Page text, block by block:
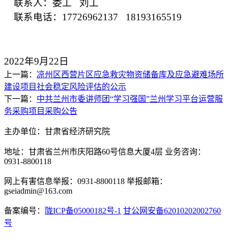
联系人：委工
刘工
联系电话： 17726962137 18193165519
2022年9月22日
上一篇： 凉州区西营片区应急救灾物资储备库及应急避难场所
建设项目社会稳定风险评估的公示
下一篇： 中共兰州市委讲师团“学习强国”兰州学习平台运营服
务采购项目采购公告
主办单位：甘肃省经济研究院
地址：甘肃省兰州市庆阳路60号信息大厦4层 业务咨询：
0931-8800118
网上有害信息举报：0931-8800118 举报邮箱：
gseiadmin@163.com
备案编号： 陇ICP备05000182号-1 甘公网安备62010202002760
号